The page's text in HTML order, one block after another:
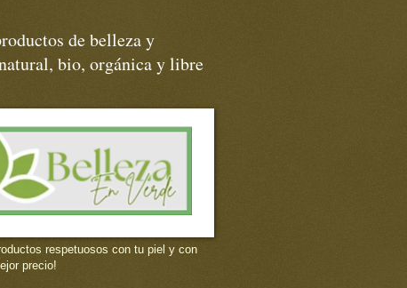
de belleza y
bio, orgánica y libre
respetuosos con tu piel y con
precio!